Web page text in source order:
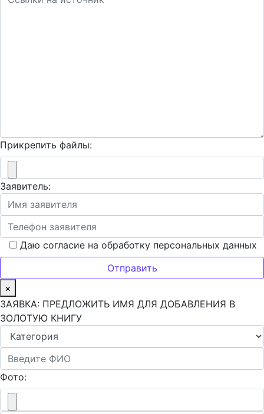
Прикрепить файлы:
Заявитель:
Даю согласие на обработку персональных данных
×
ЗАЯВКА: ПРЕДЛОЖИТЬ ИМЯ ДЛЯ ДОБАВЛЕНИЯ В
ЗОЛОТУЮ КНИГУ
Фото: